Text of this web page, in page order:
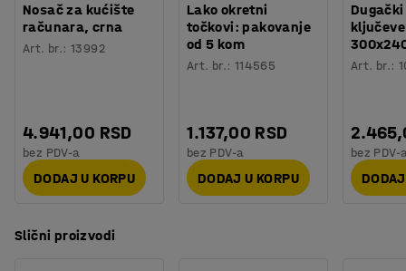
Nosač za kućište
računara, crna
Art. br.:13992
4.941,00 RSD
bez PDV-a
DODAJ U KORPU
Lako okretni
točkovi: pakovanje
od 5 kom
Art. br.: 114565
1.137,00 RSD
bez PDV-a
DODAJ U KORPU
Art. br.:
bez PDV-
Slični proizvodi